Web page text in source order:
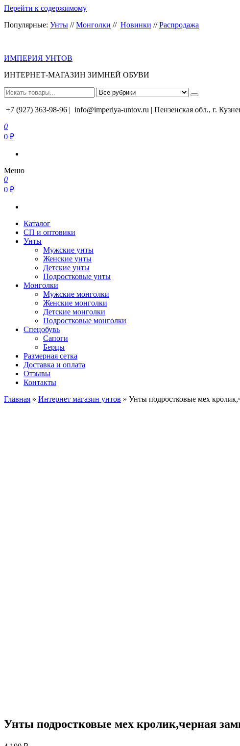
Перейти к содержимому
Популярные: Унты //Монголки // Новинки //Распродажа
ИМПЕРИЯ УНТОВ
ИНТЕРНЕТ-МАГАЗИН ЗИМНЕЙ ОБУВИ
+7 (927) 363-98-96 | info@imperiya-untov.ru | Пензенская обл., г.
0
0 ₽
Меню
0
0 ₽
Каталог
СП и оптовики
Унты
Мужские унты
Женские унты
Детские унты
Подростковые унты
Монголки
Мужские монголки
Женские монголки
Детские монголки
Подростковые монголки
Спецобувь
Сапоги
Берцы
Размерная сетка
Доставка и оплата
Отзывы
Контакты
Главная » Интернет магазин унтов » Унты подростковые мех
Унты подростковые мех кролик,черная